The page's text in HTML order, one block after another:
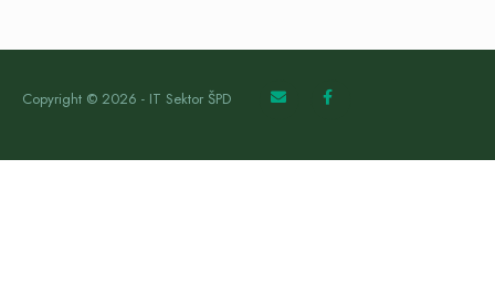
Copyright © 2026 - IT Sektor ŠPD